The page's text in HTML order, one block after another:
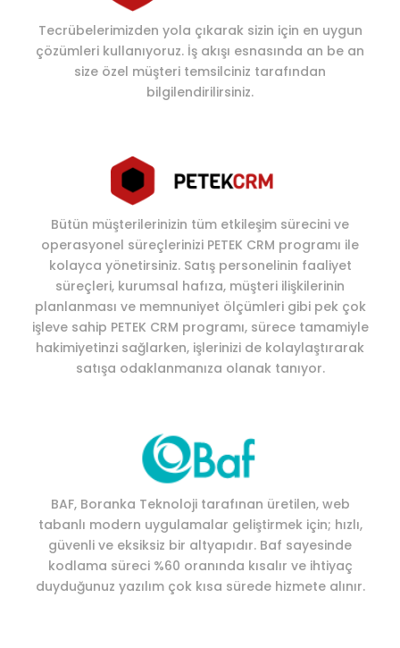
Tecrübelerimizden yola çıkarak sizin için en uygun
çözümleri kullanıyoruz. İş akışı esnasında an be an
size özel müşteri temsilciniz tarafından
bilgilendirilirsiniz.
Bütün müşterilerinizin tüm etkileşim sürecini ve
operasyonel süreçlerinizi PETEK CRM programı ile
kolayca yönetirsiniz. Satış personelinin faaliyet
süreçleri, kurumsal hafıza, müşteri ilişkilerinin
planlanması ve memnuniyet ölçümleri gibi pek çok
işleve sahip PETEK CRM programı, sürece tamamiyle
hakimiyetinzi sağlarken, işlerinizi de kolaylaştırarak
satışa odaklanmanıza olanak tanıyor.
BAF, Boranka Teknoloji tarafınan üretilen, web
tabanlı modern uygulamalar geliştirmek için; hızlı,
güvenli ve eksiksiz bir altyapıdır. Baf sayesinde
kodlama süreci %60 oranında kısalır ve ihtiyaç
duyduğunuz yazılım çok kısa sürede hizmete alınır.